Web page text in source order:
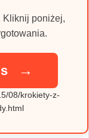
Kliknij poniżej,
→
08/krokiety-z-